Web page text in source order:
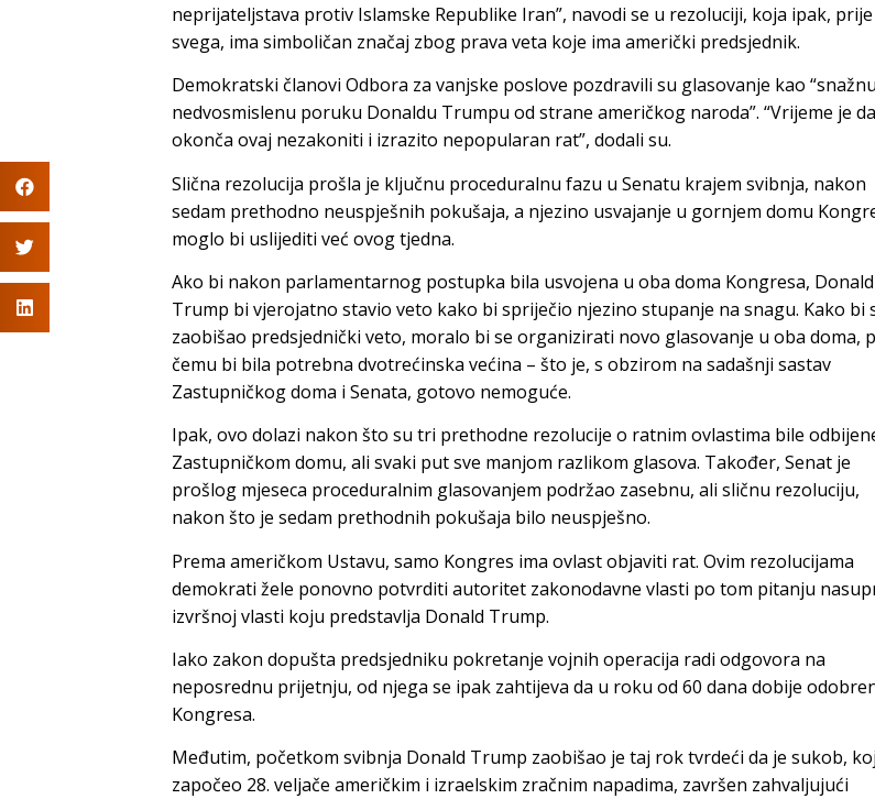
neprijateljstava protiv Islamske Republike Iran”, navodi se u rezoluciji, koja ipak, prije
svega, ima simboličan značaj zbog prava veta koje ima američki predsjednik.
Demokratski članovi Odbora za vanjske poslove pozdravili su glasovanje kao
nedvosmislenu poruku Donaldu Trumpu od strane američkog naroda”. “Vrijeme je
okonča ovaj nezakoniti i izrazito nepopularan rat”, dodali su.
Slična rezolucija prošla je ključnu proceduralnu fazu u Senatu krajem svibnja, nakon
sedam prethodno neuspješnih pokušaja, a njezino usvajanje u gornjem domu
moglo bi uslijediti već ovog tjedna.
Ako bi nakon parlamentarnog postupka bila usvojena u oba doma Kongresa, Donald
Trump bi vjerojatno stavio veto kako bi spriječio njezino stupanje na snagu. Kako bi
zaobišao predsjednički veto, moralo bi se organizirati novo glasovanje u oba doma,
čemu bi bila potrebna dvotrećinska većina – što je, s obzirom na sadašnji sastav
Zastupničkog doma i Senata, gotovo nemoguće.
Ipak, ovo dolazi nakon što su tri prethodne rezolucije o ratnim ovlastima bile
Zastupničkom domu, ali svaki put sve manjom razlikom glasova. Također, Senat je
prošlog mjeseca proceduralnim glasovanjem podržao zasebnu, ali sličnu rezoluciju,
nakon što je sedam prethodnih pokušaja bilo neuspješno.
Prema američkom Ustavu, samo Kongres ima ovlast objaviti rat. Ovim rezolucijama
demokrati žele ponovno potvrditi autoritet zakonodavne vlasti po tom pitanju
izvršnoj vlasti koju predstavlja Donald Trump.
Iako zakon dopušta predsjedniku pokretanje vojnih operacija radi odgovora na
neposrednu prijetnju, od njega se ipak zahtijeva da u roku od 60 dana dobije
Kongresa.
Međutim, početkom svibnja Donald Trump zaobišao je taj rok tvrdeći da je sukob,
započeo 28. veljače američkim i izraelskim zračnim napadima, završen zahvaljujući